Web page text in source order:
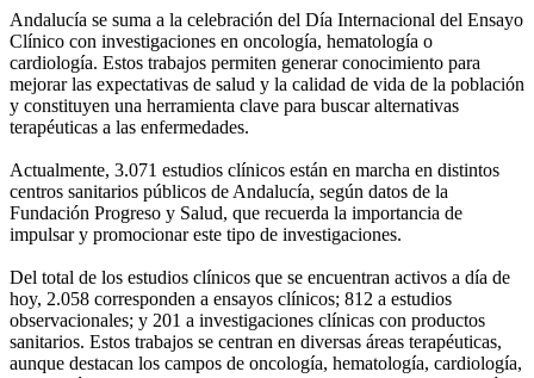
Andalucía se suma a la celebración del Día Internacional del Ensayo
Clínico con investigaciones en oncología, hematología o
cardiología. Estos trabajos permiten generar conocimiento para
mejorar las expectativas de salud y la calidad de vida de la población
y constituyen una herramienta clave para buscar alternativas
terapéuticas a las enfermedades.
Actualmente, 3.071 estudios clínicos están en marcha en distintos
centros sanitarios públicos de Andalucía, según datos de la
Fundación Progreso y Salud, que recuerda la importancia de
impulsar y promocionar este tipo de investigaciones.
Del total de los estudios clínicos que se encuentran activos a día de
hoy, 2.058 corresponden a ensayos clínicos; 812 a estudios
observacionales; y 201 a investigaciones clínicas con productos
sanitarios. Estos trabajos se centran en diversas áreas terapéuticas,
aunque destacan los campos de oncología, hematología, cardiología,